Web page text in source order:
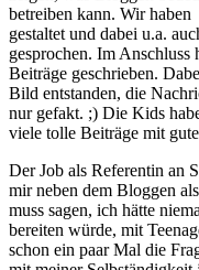
betreiben kann. Wir
gestaltet und dabei u.a.
gesprochen. Im Anschluss
Beiträge geschrieben.
Bild entstanden, die
nur gefakt. ;) Die Kids
viele tolle Beiträge mit
Der Job als Referentin an
mir neben dem Bloggen
muss sagen, ich hätte
bereiten würde, mit
schon ein paar Mal die